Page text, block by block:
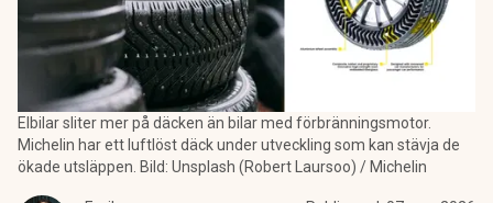
Elbilar sliter mer på däcken än bilar med förbränningsmotor.
Michelin har ett luftlöst däck under utveckling som kan stävja de
ökade utsläppen. Bild: Unsplash (Robert Laursoo) / Michelin